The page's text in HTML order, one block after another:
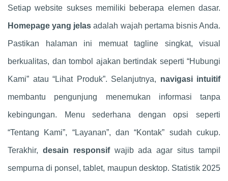
Setiap website sukses memiliki beberapa elemen dasar.
Homepage yang jelas adalah wajah pertama bisnis Anda.
Pastikan halaman ini memuat tagline singkat, visual
berkualitas, dan tombol ajakan bertindak seperti “Hubungi
Kami” atau “Lihat Produk”. Selanjutnya, navigasi intuitif
membantu pengunjung menemukan informasi tanpa
kebingungan. Menu sederhana dengan opsi seperti
“Tentang Kami”, “Layanan”, dan “Kontak” sudah cukup.
Terakhir, desain responsifwajib ada agar situs tampil
sempurna di ponsel, tablet, maupun desktop. Statistik 2025